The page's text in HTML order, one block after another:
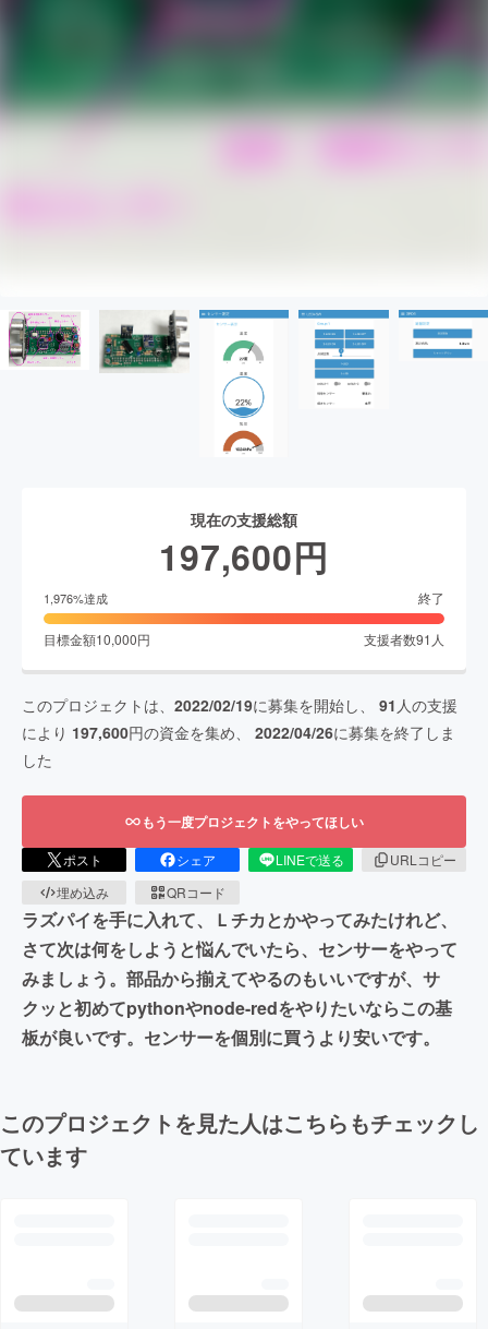
現在の支援総額
197,600円
1,976%達成 終了
目標金額10,000円 支援者数91 人
このプロジェクトは、 2022/02/19に募集を開始し、 91 人の支援
により 197,600円の資金を集め、 2022/04/26に募集を終了しま
した
もう一度プロジェクトをやってほしい
ポスト シェア LINEで送る
URLコピー
埋め込み
QRコード
ラズパイを手に入れて、Ｌチカとかやってみたけれど、
さて次は何をしようと悩んでいたら、センサーをやって
みましょう。部品から揃えてやるのもいいですが、サ
クッと初めてpythonやnode-redをやりたいならこの基
板が良いです。センサーを個別に買うより安いです。
このプロジェクトを見た人はこちらもチェックし
ています